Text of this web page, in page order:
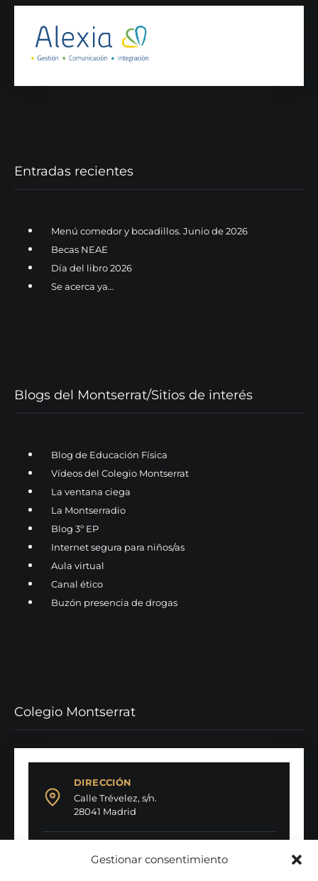
Gestionar consentimiento
Entradas recientes
Menú comedor y bocadillos. Junio de 2026
Becas NEAE
Día del libro 2026
Se acerca ya…
Blogs del Montserrat/Sitios de interés
Blog de Educación Física
Vídeos del Colegio Montserrat
La ventana ciega
La Montserradio
Blog 3º EP
Internet segura para niños/as
Aula virtual
Canal ético
Buzón presencia de drogas
Colegio Montserrat
DIRECCIÓN
Calle Trévelez, s/n.
28041 Madrid
91 317 56 43